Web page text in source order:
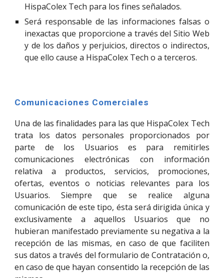
HispaColex Tech para los fines señalados.
Será responsable de las informaciones falsas o
inexactas que proporcione a través del Sitio Web
y de los daños y perjuicios, directos o indirectos,
que ello cause a HispaColex Tech o a terceros.
Comunicaciones Comerciales
Una de las finalidades para las que HispaColex Tech
trata los datos personales proporcionados por
parte de los Usuarios es para remitirles
comunicaciones electrónicas con información
relativa a productos, servicios, promociones,
ofertas, eventos o noticias relevantes para los
Usuarios. Siempre que se realice alguna
comunicación de este tipo, ésta será dirigida única y
exclusivamente a aquellos Usuarios que no
hubieran manifestado previamente su negativa a la
recepción de las mismas, en caso de que faciliten
sus datos a través del formulario de Contratación o,
en caso de que hayan consentido la recepción de las